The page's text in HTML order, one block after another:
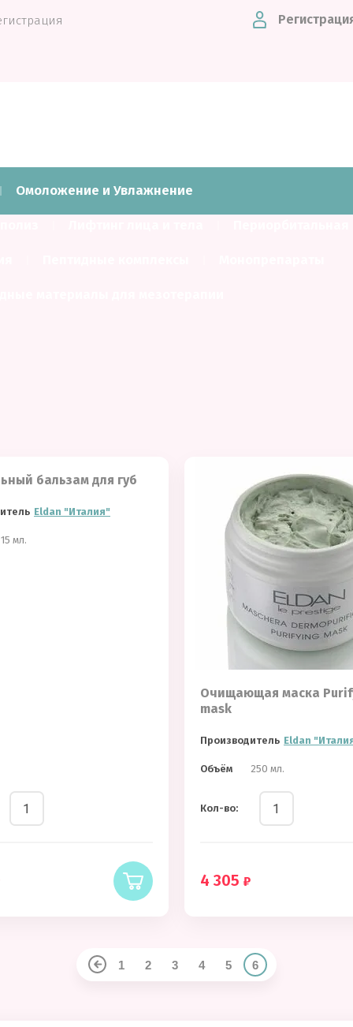
Омоложение и Увлажнение
бальзам для губ
Eldan "Италия"
15 мл.
Очищающая маска
mask
Производитель Eldan
Объём 250 мл.
Кол-во:
4 305
1 2 3 4 5 6